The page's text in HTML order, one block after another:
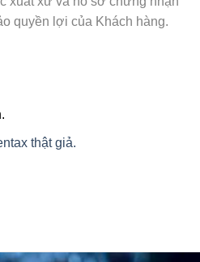
quyền lợi của Khách hàng.
thật giả.